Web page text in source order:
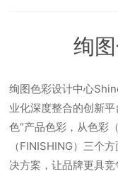
绚
绚图色彩设计中心
业化深度整合的创新
色”产品色彩，从色彩
（FINISHING）三个
决方案，让品牌更具